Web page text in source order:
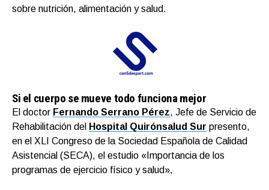
sobre nutrición, alimentación y salud.
Si el cuerpo se mueve todo funciona mejor
El doctor Fernando Serrano Pérez, Jefe de Servicio de
Rehabilitación del Hospital Quirónsalud Sur presento,
en el XLI Congreso de la Sociedad Española de Calidad
Asistencial (SECA), el estudio «Importancia de los
programas de ejercicio físico y salud»,